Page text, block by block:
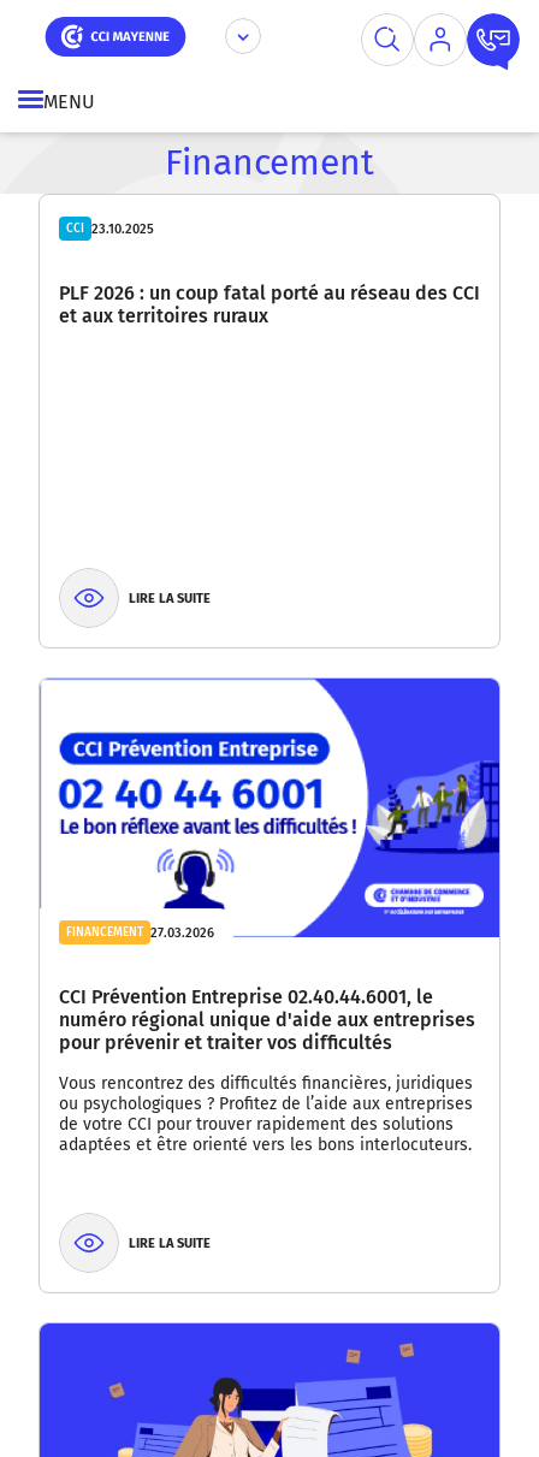
contenu
MENU
Financement
CCI 23.10.2025
PLF 2026 : un coup fatal porté au réseau des CCI
et aux territoires ruraux
LIRE LA SUITE
FINANCEMENT 27.03.2026
CCI Prévention Entreprise 02.40.44.6001, le
numéro régional unique d'aide aux entreprises
pour prévenir et traiter vos difficultés
Vous rencontrez des difficultés financières, juridiques
ou psychologiques ? Profitez de l’aide aux entreprises
de votre CCI pour trouver rapidement des solutions
adaptées et être orienté vers les bons interlocuteurs.
LIRE LA SUITE
Panneau de gestion des cookies